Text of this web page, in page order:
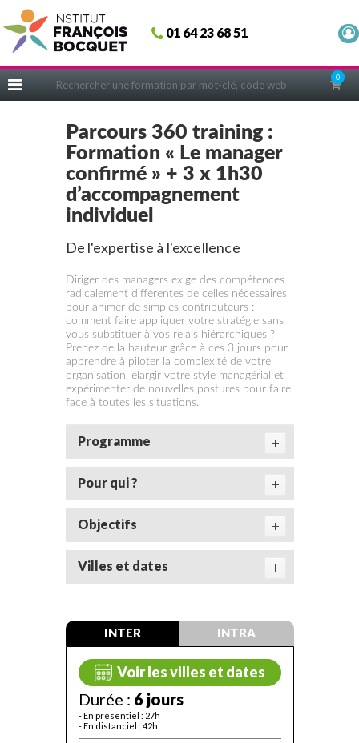
01 64 23 68 51
0
Fermer
ACCUEIL
CERIFICATIONS
INTRAS | SUR-MESURE
COACHING
EN PRATIQUE
NOUS CONNAÎTRE
WEBINAIRES
QUESTIONNAIRE GRATUIT
Parcours 360 training :
Formation « Le manager
confirmé » + 3 x 1h30
d’accompagnement
individuel
De l'expertise à l'excellence
Diriger des managers exige des compétences
radicalement différentes de celles nécessaires
pour animer de simples contributeurs :
comment faire appliquer votre stratégie sans
vous substituer à vos relais hiérarchiques ?
Prenez de la hauteur grâce à ces 3 jours pour
apprendre à piloter la complexité de votre
organisation, élargir votre style managérial et
expérimenter de nouvelles postures pour faire
face à toutes les situations.
Programme
Pour qui ?
Objectifs
Villes et dates
INTER
Voir les villes et dates
Durée : 6 jours
- En présentiel : 27h
- En distanciel : 42h
INTRA